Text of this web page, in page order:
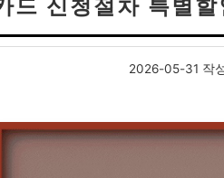
드 신청절차 특별
2026-05-31 작